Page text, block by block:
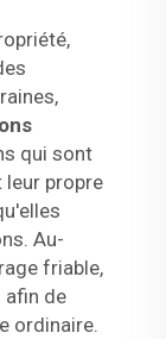
qui sont
leur propre
Au-
friable,
afin de
ordinaire.